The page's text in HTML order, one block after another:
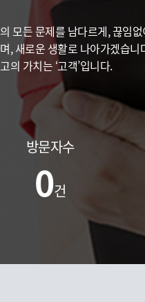
모든 문제를 남다르게, 끊임
, 새로운 생활로 나아가겠습니
의 가치는 ‘고객’입니다.
방문자수
0건